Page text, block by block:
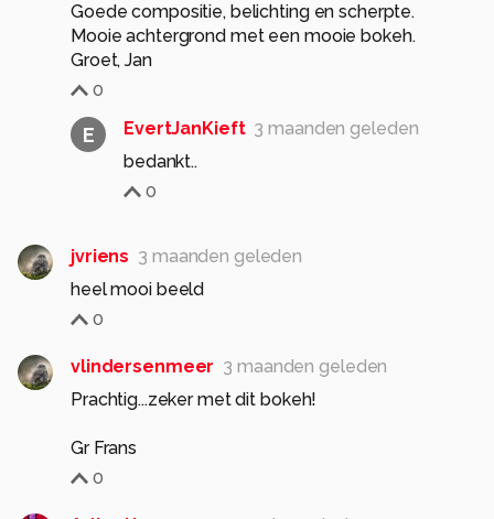
Goede compositie, belichting en scherpte.
Mooie achtergrond met een mooie bokeh.
Groet, Jan
0
E EvertJanKieft 3 maanden geleden
bedankt..
0
jvriens 3 maanden geleden
heel mooi beeld
0
vlindersenmeer 3 maanden geleden
Prachtig...zeker met dit bokeh!
Gr Frans
0